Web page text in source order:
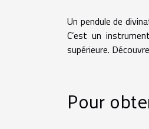
Un pendule de
C’est un
supérieure.
Pour